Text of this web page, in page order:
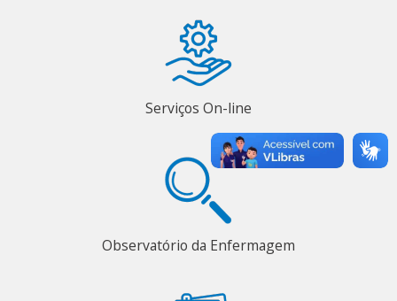
Serviços On-line
Observatório da Enfermagem